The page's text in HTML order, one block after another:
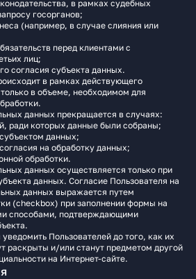
в рамках судебных
госорганов;
(например, в случае слияния или
перед клиентами с
лиц;
согласия субъекта данных.
в рамках действующего
в объеме, необходимом для
данных прекращается в случаях:
ради которых данные были собраны;
данных;
на обработку данных;
обработки.
данных осуществляется только при
данных. Согласие Пользователя на
данных выражается путем
(checkbox) при заполнении формы на
способами, подтверждающими
Пользователей до того, как их
раскрыты и/или станут предметом другой
на Интернет-сайте.